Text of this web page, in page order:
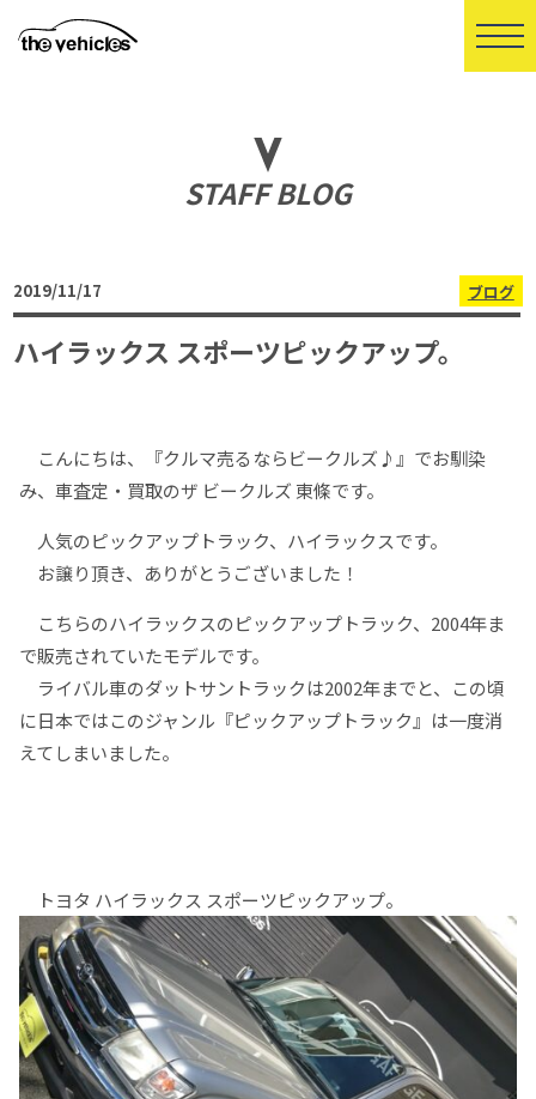
STAFF BLOG
ハイラックス スポーツピックアップ。
ブログ
2019/11/17
こんにちは、『クルマ売るならビークルズ♪』でお馴染
み、車査定・買取のザ ビークルズ 東條です。
人気のピックアップトラック、ハイラックスです。
お譲り頂き、ありがとうございました！
こちらのハイラックスのピックアップトラック、2004年ま
で販売されていたモデルです。
ライバル車のダットサントラックは2002年までと、この頃
に日本ではこのジャンル『ピックアップトラック』は一度消
えてしまいました。
トヨタ ハイラックス スポーツピックアップ。